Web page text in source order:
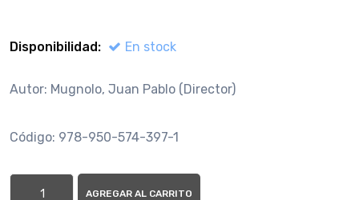
Disponibilidad: En stock
Autor: Mugnolo, Juan Pablo (Director)
Código: 978-950-574-397-1
AGREGAR AL CARRITO